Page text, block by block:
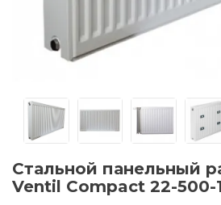
Стальной панельный
Ventil Compact 22-500-